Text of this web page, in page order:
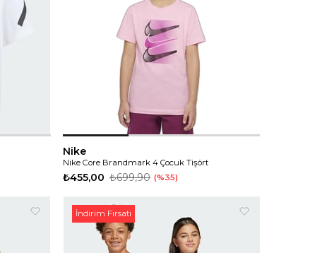
Nike
Nike Core Brandmark 4 Çocuk Tişört
₺455,00 ₺699,90 %35
İndirim Fırsatı